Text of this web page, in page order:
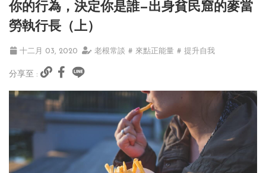
職場商業經濟
影片專區
關於我們
你的行為，決定你是誰—出身貧民窟的麥當
勞執行長（上）
十二月 03, 2020 老根常談 # 來點正能量 # 提升自我
分享至 :